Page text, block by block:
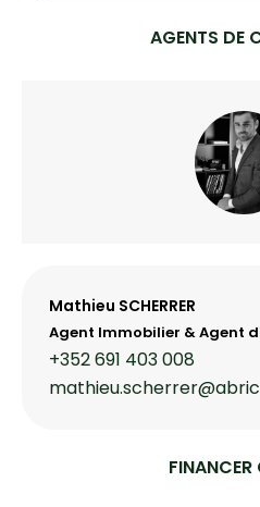
AGENTS DE
Mathieu SCHERRER
Agent Immobilier & Agent
+352 691 403 008
FINANCER